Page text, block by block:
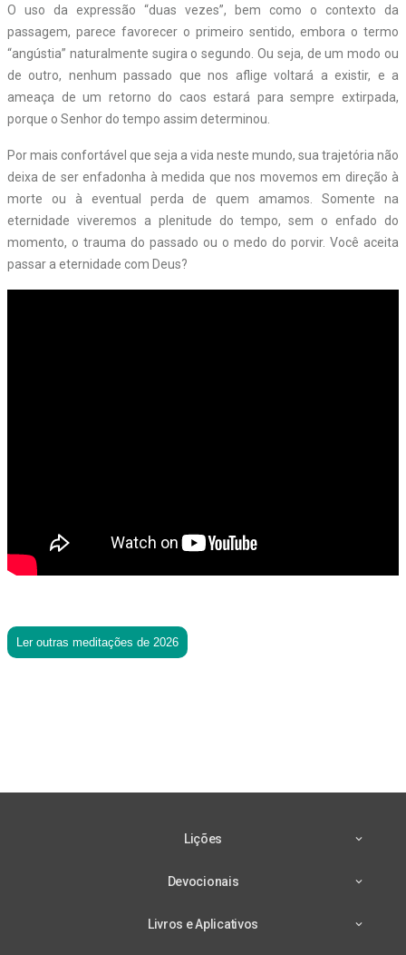
O uso da expressão “duas vezes”, bem como o contexto da
passagem, parece favorecer o primeiro sentido, embora o termo
“angústia” naturalmente sugira o segundo. Ou seja, de um modo ou
de outro, nenhum passado que nos aflige voltará a existir, e a
ameaça de um retorno do caos estará para sempre extirpada,
porque o Senhor do tempo assim determinou.
Por mais confortável que seja a vida neste mundo, sua trajetória não
deixa de ser enfadonha à medida que nos movemos em direção à
morte ou à eventual perda de quem amamos. Somente na
eternidade viveremos a plenitude do tempo, sem o enfado do
momento, o trauma do passado ou o medo do porvir. Você aceita
passar a eternidade com Deus?
Ler outras meditações de 2026
Lições
Devocionais
Livros e Aplicativos